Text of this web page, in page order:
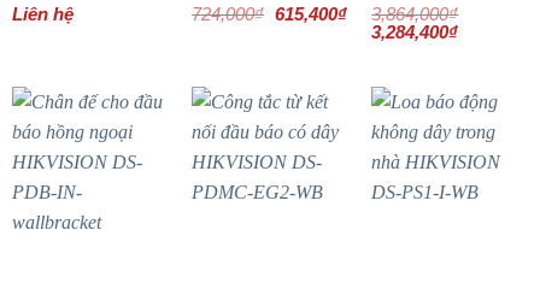
Liên hệ 724,000₫ Giá
615,400₫Giá
hiện
3,864,000₫
Giá
gốc
3,284,400₫Giá